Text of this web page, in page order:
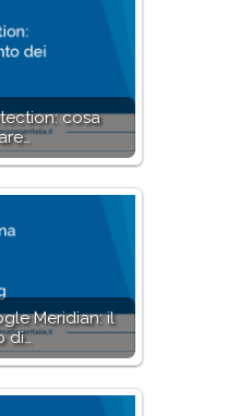
cosa
Meridian: il
di…